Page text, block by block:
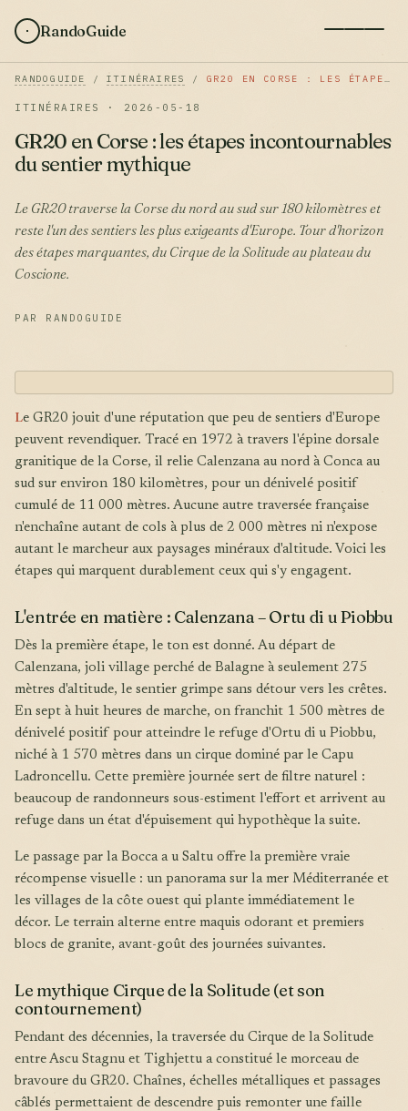
RandoGuide
RANDOGUIDE /ITINÉRAIRES / GR20 EN CORSE : LES ÉTAPES INCONTOURNABLES DU SENTIER MYTHIQUE
ITINÉRAIRES · 2026-05-18
GR20 en Corse : les étapes incontournables
du sentier mythique
Le GR20 traverse la Corse du nord au sud sur 180 kilomètres et
reste l'un des sentiers les plus exigeants d'Europe. Tour d'horizon
des étapes marquantes, du Cirque de la Solitude au plateau du
Coscione.
PAR RANDOGUIDE
Le GR20 jouit d'une réputation que peu de sentiers d'Europe
peuvent revendiquer. Tracé en 1972 à travers l'épine dorsale
granitique de la Corse, il relie Calenzana au nord à Conca au
sud sur environ 180 kilomètres, pour un dénivelé positif
cumulé de 11 000 mètres. Aucune autre traversée française
n'enchaîne autant de cols à plus de 2 000 mètres ni n'expose
autant le marcheur aux paysages minéraux d'altitude. Voici les
étapes qui marquent durablement ceux qui s'y engagent.
L'entrée en matière : Calenzana – Ortu di u Piobbu
Dès la première étape, le ton est donné. Au départ de
Calenzana, joli village perché de Balagne à seulement 275
mètres d'altitude, le sentier grimpe sans détour vers les crêtes.
En sept à huit heures de marche, on franchit 1 500 mètres de
dénivelé positif pour atteindre le refuge d'Ortu di u Piobbu,
niché à 1 570 mètres dans un cirque dominé par le Capu
Ladroncellu. Cette première journée sert de filtre naturel :
beaucoup de randonneurs sous-estiment l'effort et arrivent au
refuge dans un état d'épuisement qui hypothèque la suite.
Le passage par la Bocca a u Saltu offre la première vraie
récompense visuelle : un panorama sur la mer Méditerranée et
les villages de la côte ouest qui plante immédiatement le
décor. Le terrain alterne entre maquis odorant et premiers
blocs de granite, avant-goût des journées suivantes.
Le mythique Cirque de la Solitude (et son
contournement)
Pendant des décennies, la traversée du Cirque de la Solitude
entre Ascu Stagnu et Tighjettu a constitué le morceau de
bravoure du GR20. Chaînes, échelles métalliques et passages
câblés permettaient de descendre puis remonter une faille